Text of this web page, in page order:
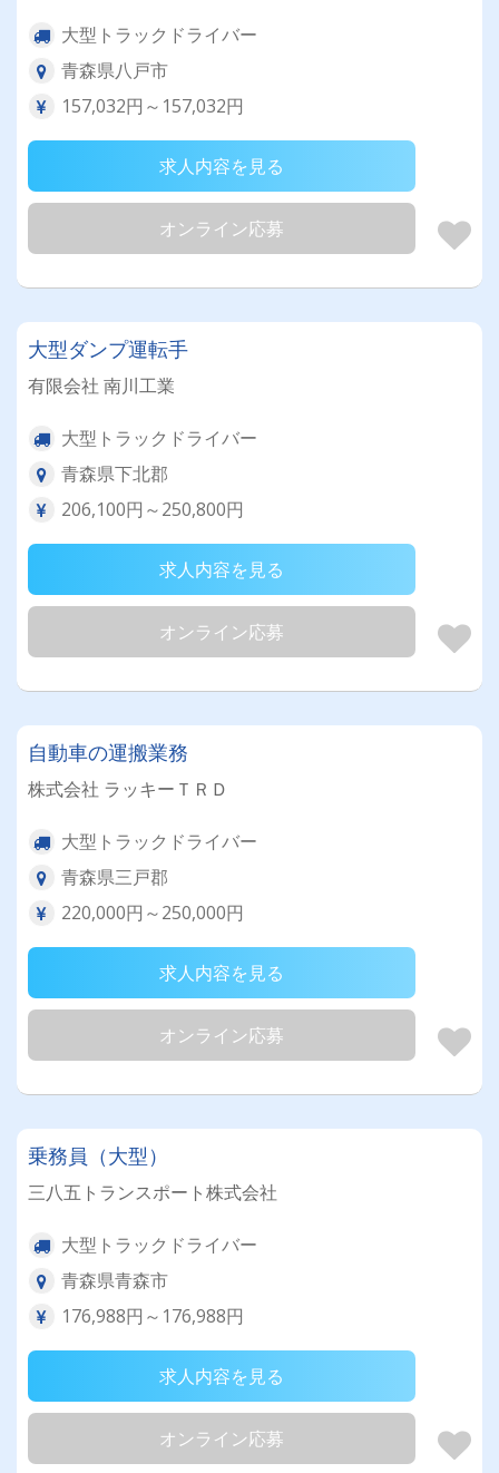
大型トラックドライバー
青森県八戸市
157,032円～157,032円
求人内容を見る
オンライン応募
大型ダンプ運転手
有限会社 南川工業
大型トラックドライバー
青森県下北郡
206,100円～250,800円
求人内容を見る
オンライン応募
自動車の運搬業務
株式会社 ラッキーＴＲＤ
大型トラックドライバー
青森県三戸郡
220,000円～250,000円
求人内容を見る
オンライン応募
乗務員（大型）
三八五トランスポート株式会社
大型トラックドライバー
青森県青森市
176,988円～176,988円
求人内容を見る
オンライン応募